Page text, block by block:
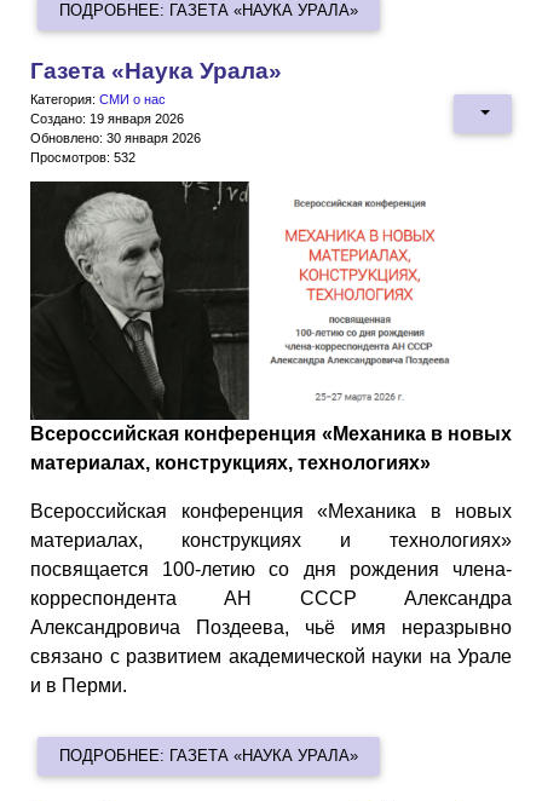
ПОДРОБНЕЕ: ГАЗЕТА «НАУКА УРАЛА»
Газета «Наука Урала»
Категория: СМИ о нас
Создано: 19 января 2026
Обновлено: 30 января 2026
Просмотров: 532
Всероссийская конференция «Механика в новых
материалах, конструкциях, технологиях»
Всероссийская конференция «Механика в новых
материалах, конструкциях и технологиях»
посвящается 100-летию со дня рождения члена-
корреспондента АН СССР Александра
Александровича Поздеева, чьё имя неразрывно
связано с развитием академической науки на Урале
и в Перми.
ПОДРОБНЕЕ: ГАЗЕТА «НАУКА УРАЛА»